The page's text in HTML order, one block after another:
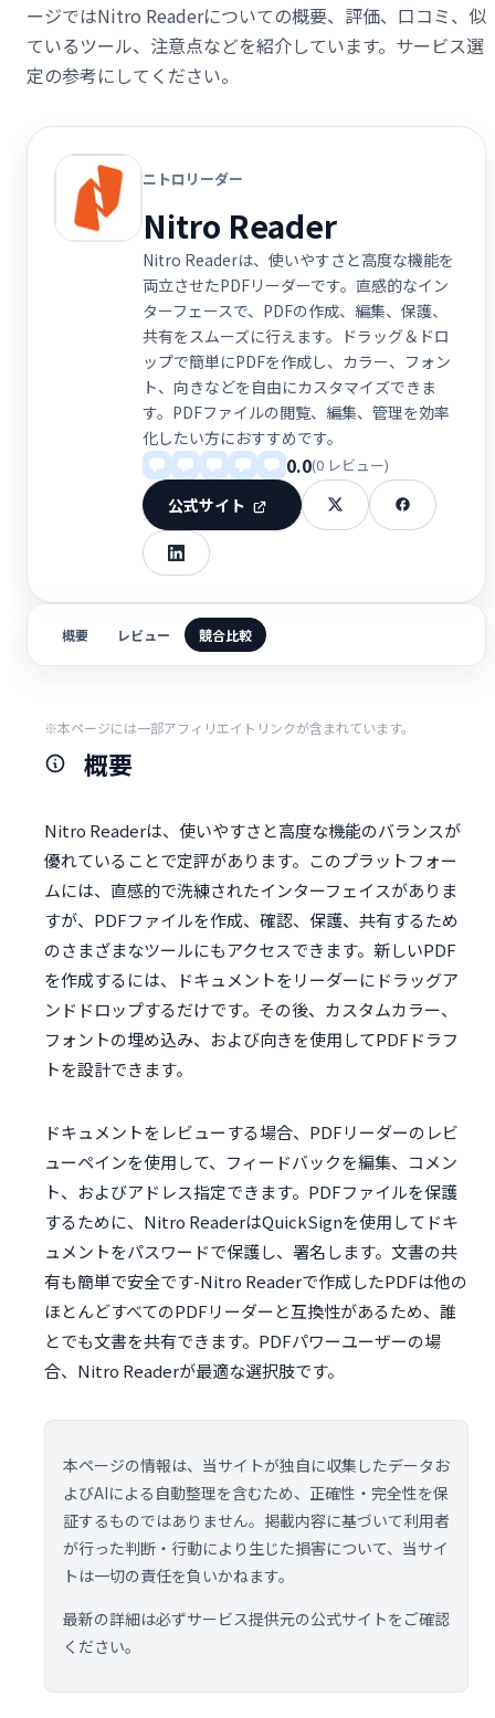
ージではNitro Readerについての概要、評価、口コミ、似
ているツール、注意点などを紹介しています。サービス選
定の参考にしてください。
ニトロリーダー
Nitro Reader
Nitro Readerは、使いやすさと高度な機能を
両立させたPDFリーダーです。直感的なイン
ターフェースで、PDFの作成、編集、保護、
共有をスムーズに行えます。ドラッグ＆ドロ
ップで簡単にPDFを作成し、カラー、フォン
ト、向きなどを自由にカスタマイズできま
す。PDFファイルの閲覧、編集、管理を効率
化したい方におすすめです。
0.0(0 レビュー)
公式サイト
概要 レビュー 競合比較
※本ページには一部アフィリエイトリンクが含まれています。
概要
Nitro Readerは、使いやすさと高度な機能のバランスが
優れていることで定評があります。このプラットフォー
ムには、直感的で洗練されたインターフェイスがありま
すが、PDFファイルを作成、確認、保護、共有するため
のさまざまなツールにもアクセスできます。新しいPDF
を作成するには、ドキュメントをリーダーにドラッグア
ンドドロップするだけです。その後、カスタムカラー、
フォントの埋め込み、および向きを使用してPDFドラフ
トを設計できます。
ドキュメントをレビューする場合、PDFリーダーのレビ
ューペインを使用して、フィードバックを編集、コメン
ト、およびアドレス指定できます。PDFファイルを保護
するために、Nitro ReaderはQuickSignを使用してドキ
ュメントをパスワードで保護し、署名します。文書の共
有も簡単で安全です-Nitro Readerで作成したPDFは他の
ほとんどすべてのPDFリーダーと互換性があるため、誰
とでも文書を共有できます。PDFパワーユーザーの場
合、Nitro Readerが最適な選択肢です。
本ページの情報は、当サイトが独自に収集したデータお
よびAIによる自動整理を含むため、正確性・完全性を保
証するものではありません。掲載内容に基づいて利用者
が行った判断・行動により生じた損害について、当サイ
トは一切の責任を負いかねます。
最新の詳細は必ずサービス提供元の公式サイトをご確認
ください。